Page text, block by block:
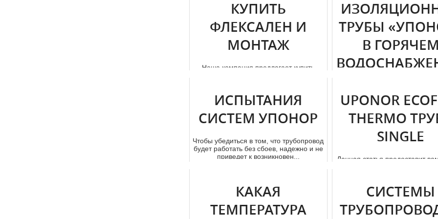
КУПИТЬ
ФЛЕКСАЛЕН И
МОНТАЖ
Наша компания предлагает купить
ТРУБЫ
В ГОРЯЧЕМ
используемые для передачи
воды (с температурой до 95
ИСПЫТАНИЯ
СИСТЕМ УПОНОР
Чтобы убедиться в том, что тpубопровод
будет работать без сбоев, надежно и не
приведет к возникновен...
UPONOR
THERMO
SINGLE
Данная статья предоставит
КАКАЯ
ТЕМПЕРАТУРА
СИСТЕМЫ